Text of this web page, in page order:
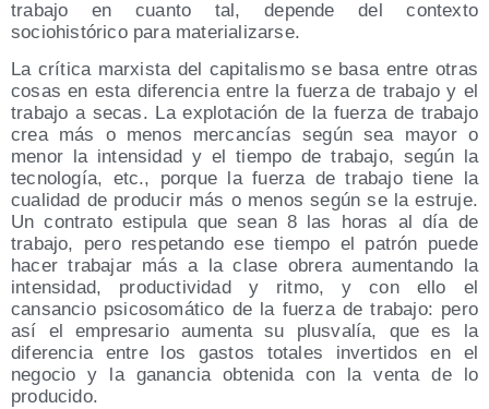
trabajo en cuanto tal, depende del contexto
sociohistórico para materializarse.
La crítica marxista del capitalismo se basa entre otras
cosas en esta diferencia entre la fuerza de trabajo y el
trabajo a secas. La explotación de la fuerza de trabajo
crea más o menos mercancías según sea mayor o
menor la intensidad y el tiempo de trabajo, según la
tecnología, etc., porque la fuerza de trabajo tiene la
cualidad de producir más o menos según se la estruje.
Un contrato estipula que sean 8 las horas al día de
trabajo, pero respetando ese tiempo el patrón puede
hacer trabajar más a la clase obrera aumentando la
intensidad, productividad y ritmo, y con ello el
cansancio psicosomático de la fuerza de trabajo: pero
así el empresario aumenta su plusvalía, que es la
diferencia entre los gastos totales invertidos en el
negocio y la ganancia obtenida con la venta de lo
producido.